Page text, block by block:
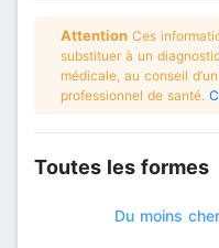
Attention Ces
substituer à un
médicale, au conseil
professionnel de santé.
Toutes les formes
Du moins cher